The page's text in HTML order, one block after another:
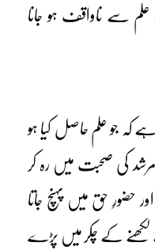
سے ناواقف ہو جانا
کہ جو علم حاصل کیا ہو
کی صحبت میں رہ کر
حضورِ حق میں پہنچ جاتا
لکھنے کے چکر میں پڑے